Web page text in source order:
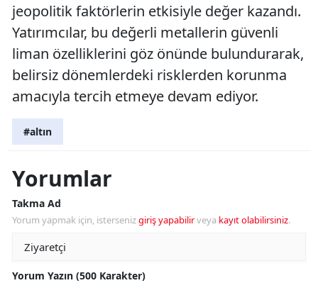
jeopolitik faktörlerin etkisiyle değer kazandı.
Yatırımcılar, bu değerli metallerin güvenli
liman özelliklerini göz önünde bulundurarak,
belirsiz dönemlerdeki risklerden korunma
amacıyla tercih etmeye devam ediyor.
#altın
Yorumlar
Takma Ad
Yorum yapmak için, istersenizgiriş yapabilirveya kayıt olabilirsiniz.
Yorum Yazın (500 Karakter)